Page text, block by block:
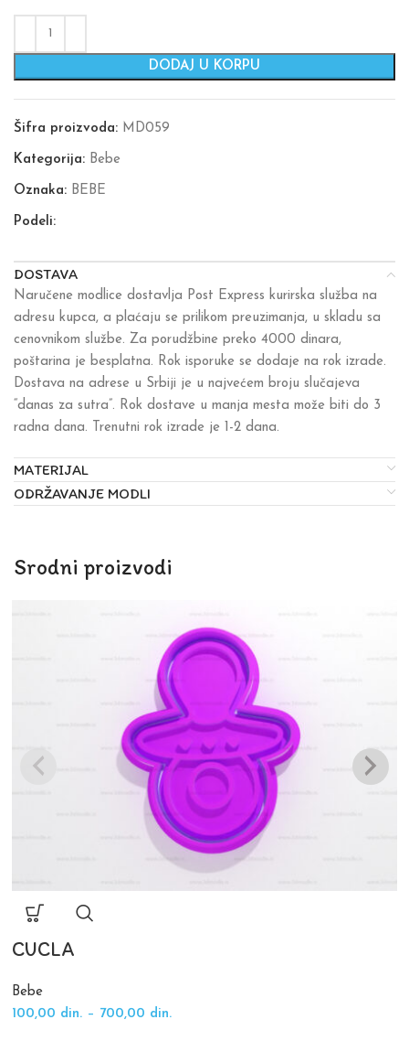
DODAJ U KORPU
Šifra proizvoda: MD059
Kategorija: Bebe
Oznaka: BEBE
Podeli:
DOSTAVA
Naručene modlice dostavlja Post Express kurirska služba na
adresu kupca, a plaćaju se prilikom preuzimanja, u skladu sa
cenovnikom službe. Za porudžbine preko 4000 dinara,
poštarina je besplatna. Rok isporuke se dodaje na rok izrade.
Dostava na adrese u Srbiji je u najvećem broju slučajeva
“danas za sutra”. Rok dostave u manja mesta može biti do 3
radna dana. Trenutni rok izrade je 1-2 dana.
MATERIJAL
ODRŽAVANJE MODLI
Srodni proizvodi
CUCLA
Bebe
100,00 din. – 700,00 din.